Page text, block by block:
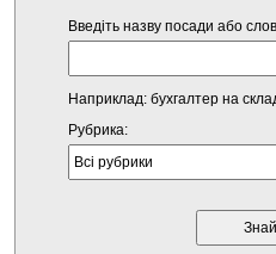
Введіть назву посади або
Наприклад: бухгалтер на
Рубрика: